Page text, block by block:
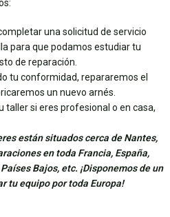
una solicitud de servicio
para que podamos estudiar tu
de reparación.
tu conformidad, repararemos el
un nuevo arnés.
taller si eres profesional o en casa,
están situados cerca de Nantes,
en toda Francia, España,
Bajos, etc. ¡Disponemos de un
tu equipo por toda Europa!